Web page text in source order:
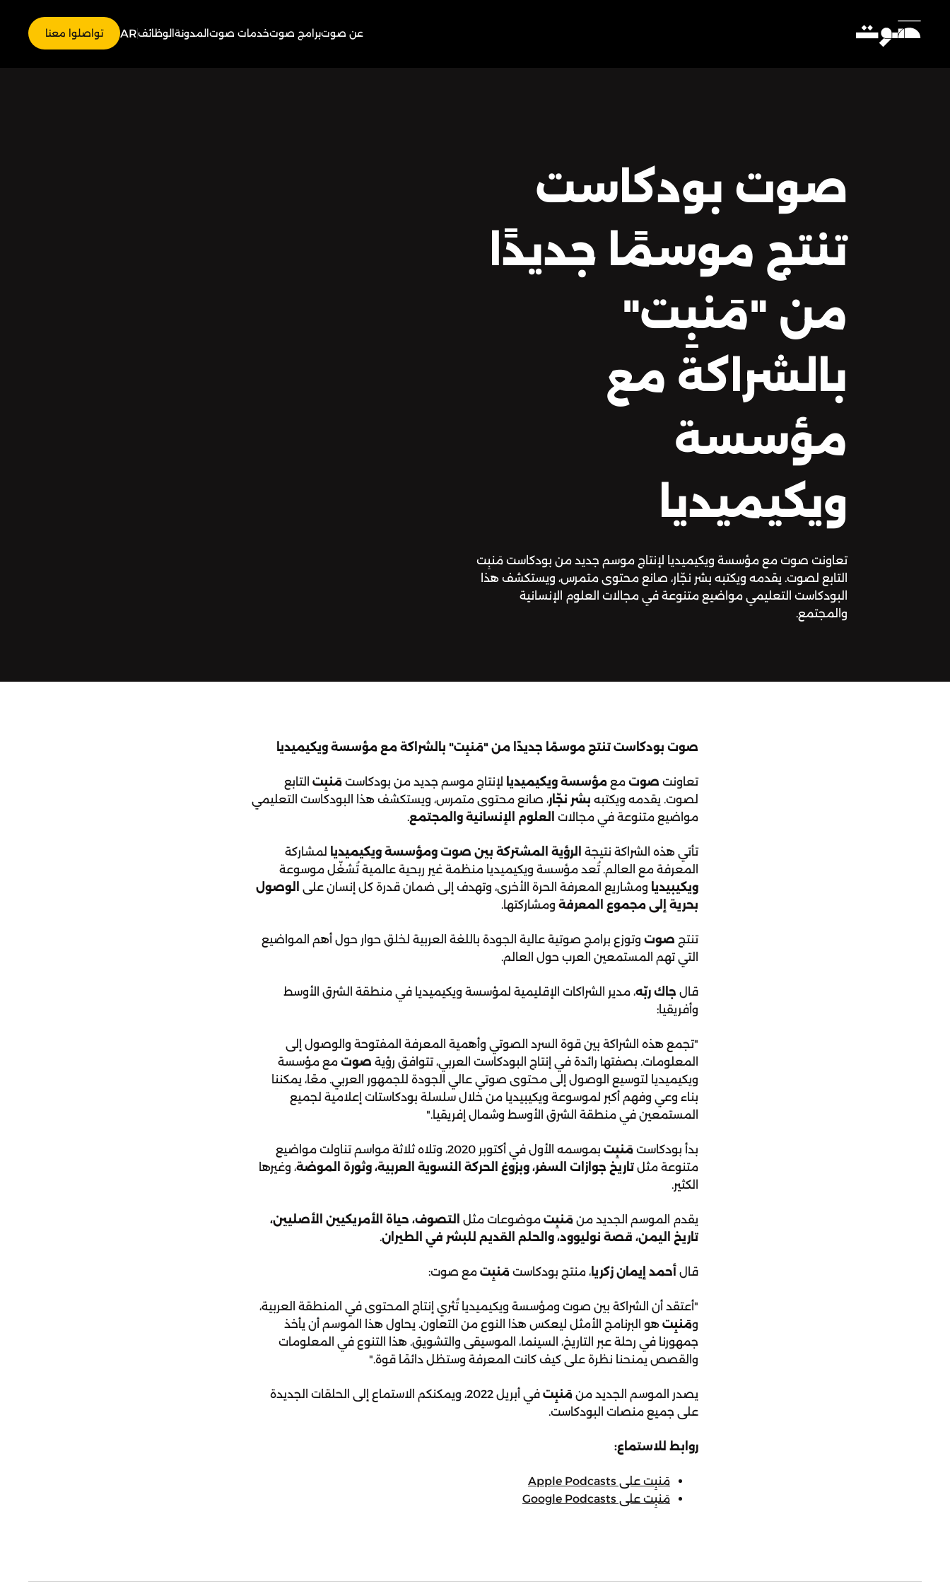
عن صوتبرامج صوتخدمات صوتالمدونةالوظائفAR تواصلوا معنا
صوت بودكاست
تنتج موسمًا جديدًا
من "مَنبِت"
بالشراكة مع
مؤسسة
ويكيميديا
تعاونت صوت مع مؤسسة ويكيميديا لإنتاج موسم جديد من بودكاست مَنبِت
التابع لصوت. يقدمه ويكتبه بشر نجّار، صانع محتوى متمرس، ويستكشف هذا
البودكاست التعليمي مواضيع متنوعة في مجالات العلوم الإنسانية
والمجتمع.
صوت بودكاست تنتج موسمًا جديدًا من "مَنبِت" بالشراكة مع مؤسسة ويكيميديا
تعاونت صوت مع مؤسسة ويكيميديا لإنتاج موسم جديد من بودكاست مَنبِت التابع
لصوت. يقدمه ويكتبه بشر نجّار، صانع محتوى متمرس، ويستكشف هذا البودكاست التعليمي
مواضيع متنوعة في مجالات
العلوم الإنسانية والمجتمع.
تأتي هذه الشراكة نتيجة الرؤية المشتركة بين صوت ومؤسسة ويكيميديا لمشاركة
المعرفة مع العالم. تُعد مؤسسة ويكيميديا منظمة غير ربحية عالمية تُشغّل موسوعة
ويكيبيديا ومشاريع المعرفة الحرة الأخرى، وتهدف إلى ضمان قدرة كل إنسان على
الوصول
بحرية إلى مجموع المعرفة ومشاركتها.
تنتج صوت وتوزع برامج صوتية عالية الجودة باللغة العربية لخلق حوار حول أهم المواضيع
التي تهم المستمعين العرب حول العالم.
قال جاك ربّه، مدير الشراكات الإقليمية لمؤسسة ويكيميديا في منطقة الشرق الأوسط
وأفريقيا:
"تجمع هذه الشراكة بين قوة السرد الصوتي وأهمية المعرفة المفتوحة والوصول إلى
المعلومات. بصفتها رائدة في إنتاج البودكاست العربي، تتوافق رؤية صوت مع مؤسسة
ويكيميديا لتوسيع الوصول إلى محتوى صوتي عالي الجودة للجمهور العربي. معًا، يمكننا
بناء وعي وفهم أكبر لموسوعة ويكيبيديا من خلال سلسلة بودكاستات إعلامية لجميع
المستمعين في منطقة الشرق الأوسط وشمال إفريقيا."
بدأ بودكاست مَنبِت
بموسمه الأول في أكتوبر 2020، وتلاه ثلاثة مواسم تناولت مواضيع
متنوعة مثل تاريخ جوازات السفر، وبزوغ الحركة النسوية العربية، وثورة الموضة، وغيرها
الكثير.
يقدم الموسم الجديد من مَنبِت موضوعات مثل
التصوف، حياة الأمريكيين الأصليين،
تاريخ اليمن، قصة نوليوود، والحلم القديم للبشر في الطيران.
قال أحمد إيمان زكريا، منتج بودكاست مَنبِت مع صوت:
"أعتقد أن الشراكة بين صوت ومؤسسة ويكيميديا تُثري إنتاج المحتوى في المنطقة العربية،
ومَنبِت هو البرنامج الأمثل ليعكس هذا النوع من التعاون. يحاول هذا الموسم أن يأخذ
جمهورنا في رحلة عبر التاريخ، السينما، الموسيقى والتشويق. هذا التنوع في المعلومات
والقصص يمنحنا نظرة على كيف كانت المعرفة وستظل دائمًا قوة."
يصدر الموسم الجديد من مَنبِت
في أبريل 2022، ويمكنكم الاستماع إلى الحلقات الجديدة
على جميع منصات البودكاست.
روابط للاستماع:
مَنبِت على Apple Podcasts
مَنبِت على Google Podcasts